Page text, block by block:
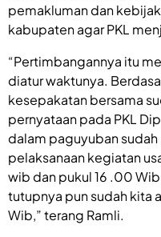
pemakluman dan
kabupaten agar PKL
“Pertimbangannya itu
diatur waktunya.
kesepakatan bersama
pernyataan pada PKL
dalam paguyuban
pelaksanaan kegiatan
wib dan pukul 16 .00
tutupnya pun sudah kita
Wib,” terang Ramli.